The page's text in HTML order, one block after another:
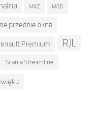
MAZ MOD
przednie okna
Premium RJL
Scania Streamline